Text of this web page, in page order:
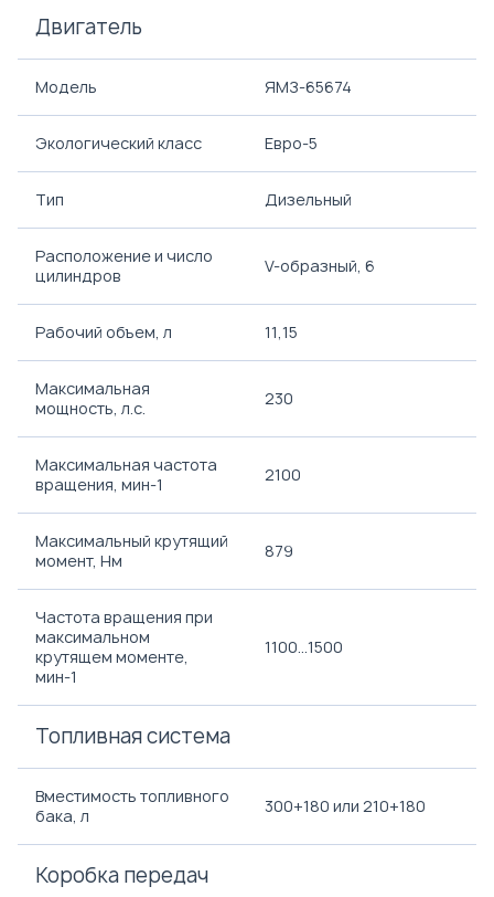
Двигатель
Модель ЯМЗ-65674
Экологический класс Евро-5
Тип Дизельный
Расположение и число
цилиндров
V-образный, 6
Рабочий объем, л 11,15
Максимальная
мощность, л.с.
230
Максимальная частота
вращения, мин-1
2100
Максимальный крутящий
момент, Нм
879
Частота вращения при
максимальном
крутящем моменте,
мин-1
1100...1500
Топливная система
Вместимость топливного
бака, л
300+180 или 210+180
Коробка передач